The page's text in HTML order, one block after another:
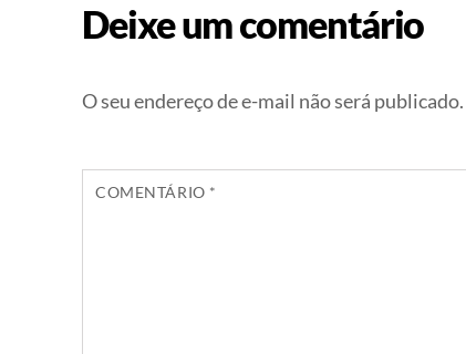
Deixe um comentário
O seu endereço de e-mail não será publicado.
COMENTÁRIO *